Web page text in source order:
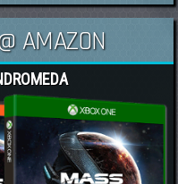
AMAZON